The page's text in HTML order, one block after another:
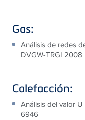
Gas:
Análisis de redes
DVGW-TRGI 2008
Calefacción:
Análisis del valor
6946